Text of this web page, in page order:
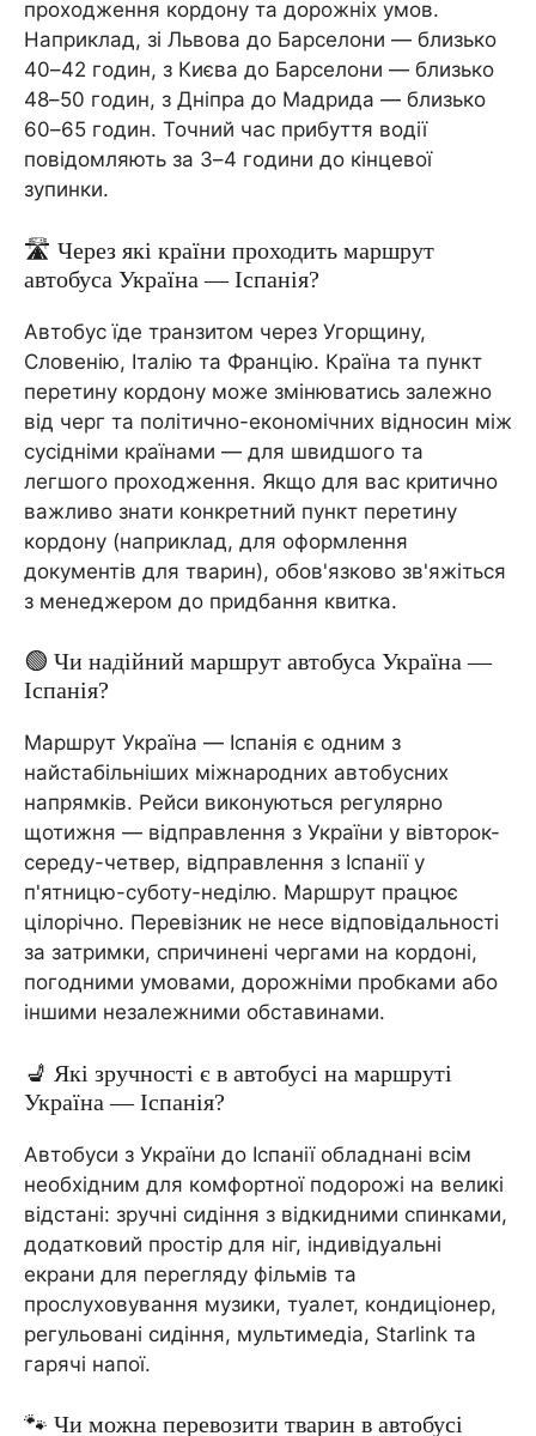
проходження кордону та дорожніх умов.
Наприклад, зі Львова до Барселони — близько
40–42 годин, з Києва до Барселони — близько
48–50 годин, з Дніпра до Мадрида — близько
60–65 годин. Точний час прибуття водії
повідомляють за 3–4 години до кінцевої
зупинки.
🛣️ Через які країни проходить маршрут
автобуса Україна — Іспанія?
Автобус їде транзитом через Угорщину,
Словенію, Італію та Францію. Країна та пункт
перетину кордону може змінюватись залежно
від черг та політично-економічних відносин між
сусідніми країнами — для швидшого та
легшого проходження. Якщо для вас критично
важливо знати конкретний пункт перетину
кордону (наприклад, для оформлення
документів для тварин), обов'язково зв'яжіться
з менеджером до придбання квитка.
🟢 Чи надійний маршрут автобуса Україна —
Іспанія?
Маршрут Україна — Іспанія є одним з
найстабільніших міжнародних автобусних
напрямків. Рейси виконуються регулярно
щотижня — відправлення з України у вівторок-
середу-четвер, відправлення з Іспанії у
п'ятницю-суботу-неділю. Маршрут працює
цілорічно. Перевізник не несе відповідальності
за затримки, спричинені чергами на кордоні,
погодними умовами, дорожніми пробками або
іншими незалежними обставинами.
💺 Які зручності є в автобусі на маршруті
Україна — Іспанія?
Автобуси з України до Іспанії обладнані всім
необхідним для комфортної подорожі на великі
відстані: зручні сидіння з відкидними спинками,
додатковий простір для ніг, індивідуальні
екрани для перегляду фільмів та
прослуховування музики, туалет, кондиціонер,
регульовані сидіння, мультимедіа, Starlink та
гарячі напої.
🐾 Чи можна перевозити тварин в автобусі